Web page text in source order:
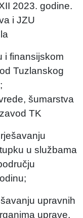
2023. godine.
i JZU
i finansijskom
Tuzlanskog
šumarstva
TK
u službama
upravnih
uprave,